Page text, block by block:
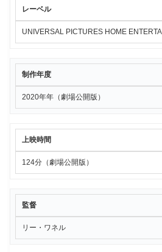
レーベル
UNIVERSAL PICTURES HOME
制作年度
2020年年（劇場公開版）
上映時間
124分（劇場公開版）
監督
リー・ワネル